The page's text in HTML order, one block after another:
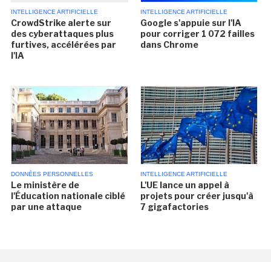
INTELLIGENCE ARTIFICIELLE
CrowdStrike alerte sur
des cyberattaques plus
furtives, accélérées par
l'IA
INTELLIGENCE ARTIFICIELLE
Google s'appuie sur l'IA
pour corriger 1 072 failles
dans Chrome
DONNÉES PERSONNELLES
Le ministère de
l'Éducation nationale ciblé
par une attaque
INTELLIGENCE ARTIFICIELLE
L'UE lance un appel à
projets pour créer jusqu'à
7 gigafactories